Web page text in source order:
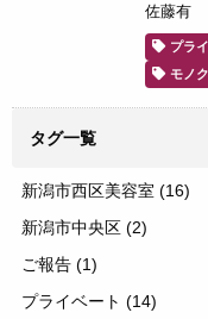
佐藤有
プラ
モノ
タグ一覧
新潟市西区美容室 (16)
新潟市中央区 (2)
ご報告 (1)
プライベート (14)